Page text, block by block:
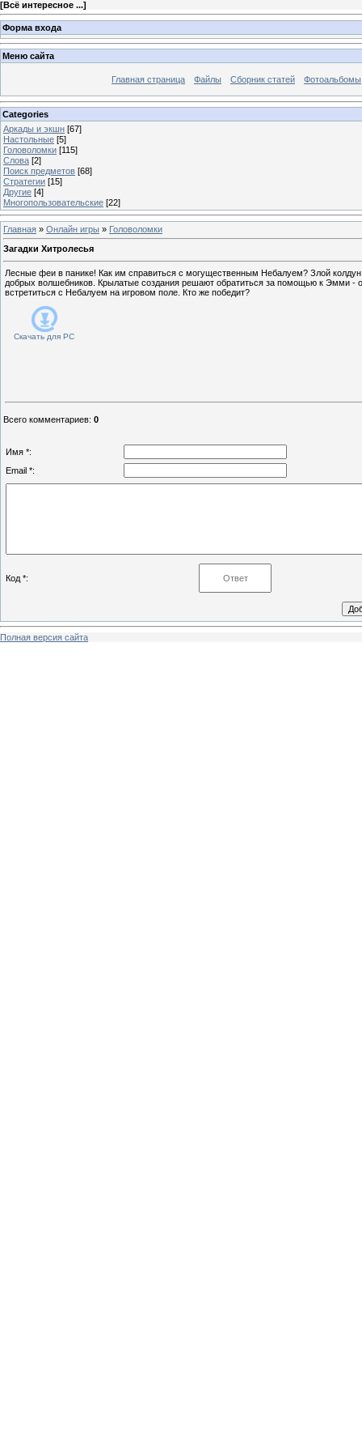
[Всё интересное ...]
Форма входа
Меню сайта
Главная страница Файлы Сборник статей Фотоальбомы
Categories
Аркады и экшн [67]
Настольные [5]
Головоломки [115]
Слова [2]
Поиск предметов [68]
Стратегии [15]
Другие [4]
Многопользовательские [22]
Главная » Онлайн игры » Головоломки
Загадки Хитролесья
Лесные феи в панике! Как им справиться с могущественным Небалуем? Злой
добрых волшебников. Крылатые создания решают обратиться за помощью к Эмми -
встретиться с Небалуем на игровом поле. Кто же победит?
Скачать для PC
Всего комментариев: 0
Имя *:
Email *:
Код *:
Полная версия сайта